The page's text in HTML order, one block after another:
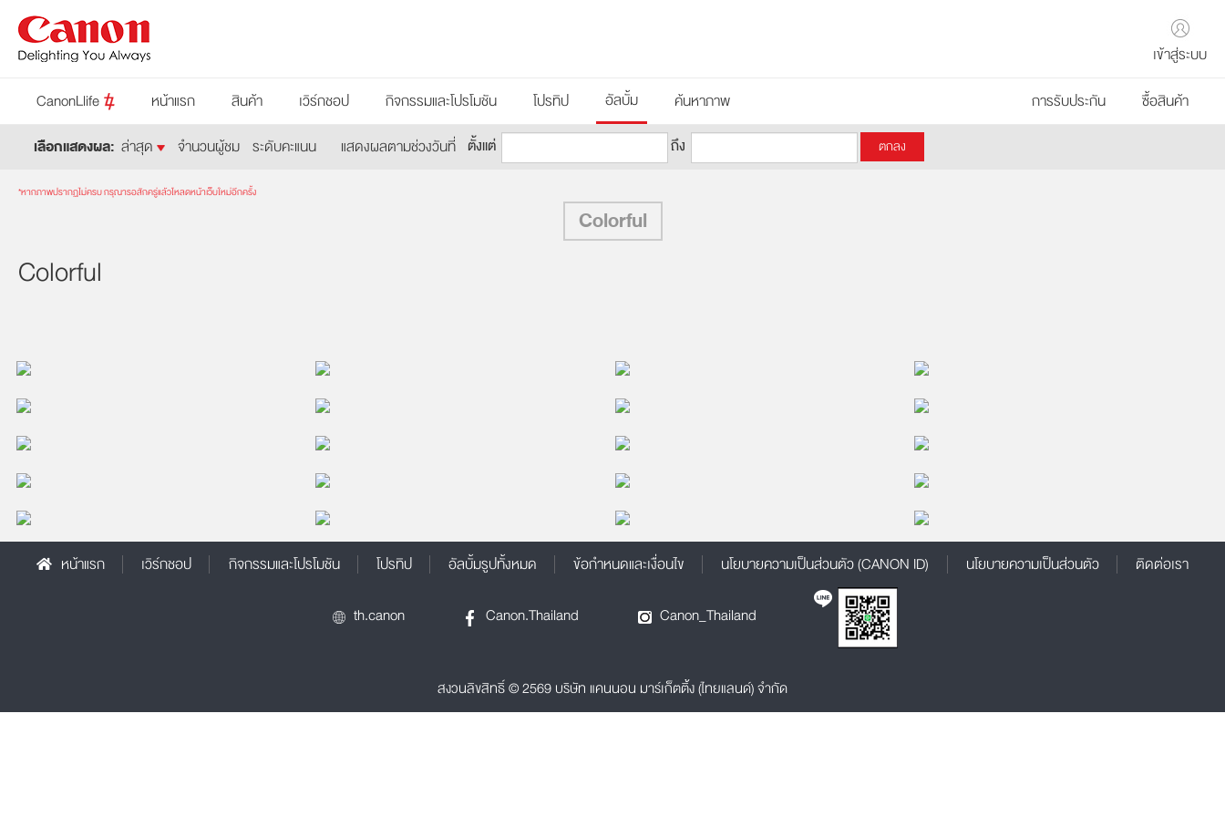
เข้าสู่ระบบ
CanonLlife
หน้าแรก สินค้า เวิร์กชอป กิจกรรมและโปรโมชัน โปรทิป อัลบั้ม ค้นหาภาพ การรับประกัน
ซื้อสินค้า
เลือกแสดงผล: ล่าสุด จำนวนผู้ชม ระดับคะแนน แสดงผลตามช่วงวันที่ ตั้งแต่ ถึง
*หากภาพปรากฏไม่ครบ กรุณารอสักครู่แล้วโหลดหน้าเว็บใหม่อีกครั้ง
Colorful
Colorful
โดย TORSoundLive
จำนวนผู้ชม: 374
โดย TORSoundLive
จำนวนผู้ชม: 18
โดย TORSoundLive
จำนวนผู้ชม: 102
โดย TORSoundLive
จำนวนผู้ชม: 31
โดย TORSoundLive
จำนวนผู้ชม: 13
โดย TORSoundLive
จำนวนผู้ชม: 7
โดย TORSoundLive
จำนวนผู้ชม: 135
โดย TORSoundLive
จำนวนผู้ชม: 457
โดย TORSoundLive
จำนวนผู้ชม: 724
โดย TORSoundLive
จำนวนผู้ชม: 80
โดย Nick Locker
จำนวนผู้ชม: 6
โดย TORSoundLive
จำนวนผู้ชม: 188
โดย TORSoundLive โดย TORSoundLive โดย TORSoundLive โดย TORSoundLive
โดย TORSoundLive
2018/03/28 19:05:07
โดย ทิตธวัช ใจอู่
2018/03/27 18:31:38
โดย TORSoundLive
2018/03/06 00:52:08
โดย TORSoundLive
2018/03/03 23:19:31
หน้าแรก เวิร์กชอป กิจกรรมและโปรโมชัน โปรทิป อัลบั้มรูปทั้งหมด ข้อกำหนดและเงื่อนไข นโยบายความเป็นส่วนตัว (CANON ID) นโยบายความเป็นส่วนตัว ติดต่อเรา
th.canon Canon.Thailand Canon_Thailand
สงวนลิขสิทธิ์ © 2569 บริษัท แคนนอน มาร์เก็ตติ้ง (ไทยแลนด์) จำกัด